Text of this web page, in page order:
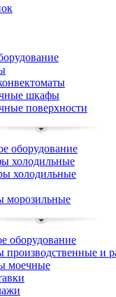
шкафы
поверхности
оборудование
холодильные
холодильные
морозильные
оборудование
производственные и
моечные